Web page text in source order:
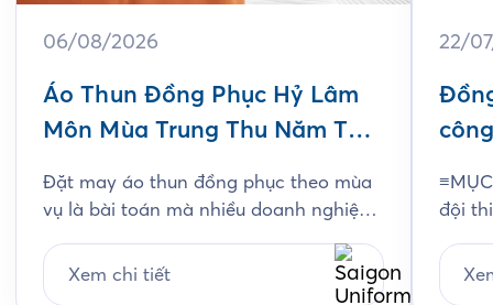
06/08/2026
Áo Thun Đồng Phục Hỷ Lâm
Môn Mùa Trung Thu Năm Thứ
Đặt may áo thun đồng phục theo mùa
vụ là bài toán mà nhiều doanh nghiệp
Hỷ Lâm Môn cũng vậy. Cứ đến hẹn lại
lên, mỗi năm khi mùa bánh Trung Thu
Xem chi tiết
22/
đội
thiết
chi